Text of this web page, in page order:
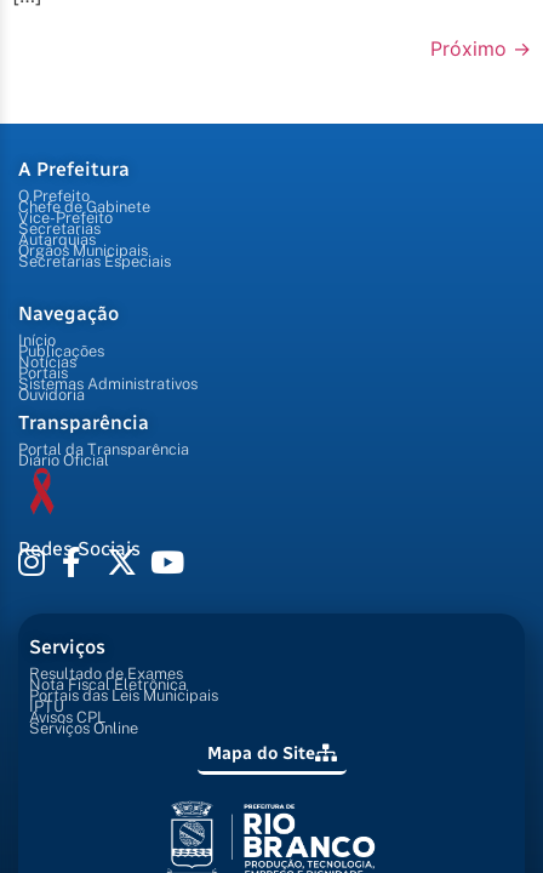
Próximo →
A Prefeitura
O Prefeito
Chefe de Gabinete
Vice-Prefeito
Secretarias
Autarquias
Órgãos Municipais
Secretarias Especiais
Navegação
Início
Publicações
Notícias
Portais
Sistemas Administrativos
Ouvidoria
Transparência
Portal da Transparência
Diário Oficial
Redes Sociais
Serviços
Resultado de Exames
Nota Fiscal Eletrônica
Portais das Leis Municipais
IPTU
Avisos CPL
Serviços Online
Mapa do Site